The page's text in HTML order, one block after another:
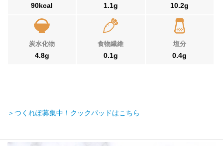
90kcal 1.1g 10.2g
炭水化物
4.8g
食物繊維
0.1g
塩分
0.4g
＞つくれぽ募集中！クックパッドはこちら